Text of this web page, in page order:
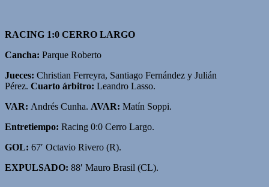
RACING 1:0 CERRO LARGO
Cancha: Parque Roberto
Jueces: Christian Ferreyra, Santiago Fernández y Julián
Pérez. Cuarto árbitro: Leandro Lasso.
VAR: Andrés Cunha. AVAR: Matín Soppi.
Entretiempo: Racing 0:0 Cerro Largo.
GOL: 67′ Octavio Rivero (R).
EXPULSADO: 88′ Mauro Brasil (CL).